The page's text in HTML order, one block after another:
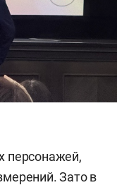
персонажей,
Зато в